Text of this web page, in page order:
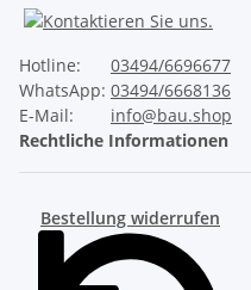
Hotline:
03494/6696677
WhatsApp: 03494/6668136
E-Mail:
info@bau.shop
Rechtliche Informationen
Bestellung widerrufen